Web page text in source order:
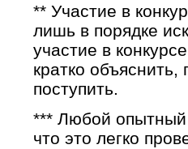
** Участие в
лишь в порядке
участие в
кратко
поступить.
*** Любой опытный
что это легко